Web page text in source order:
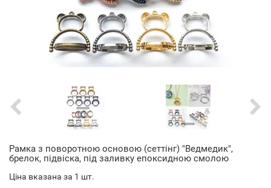
Рамка з поворотною основою (сеттінг) "Ведмедик",
брелок, підвіска, під заливку епоксидною смолою
Ціна вказана за 1 шт.